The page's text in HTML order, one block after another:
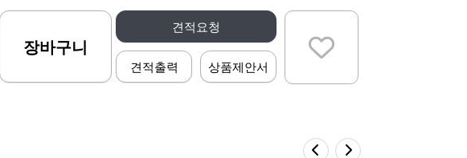
견적요청
견적출력 상품제안서
장바구니